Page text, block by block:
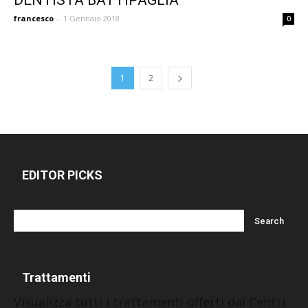
francesco - 1 Gennaio 2018 0
1 2
EDITOR PICKS
Trattamenti